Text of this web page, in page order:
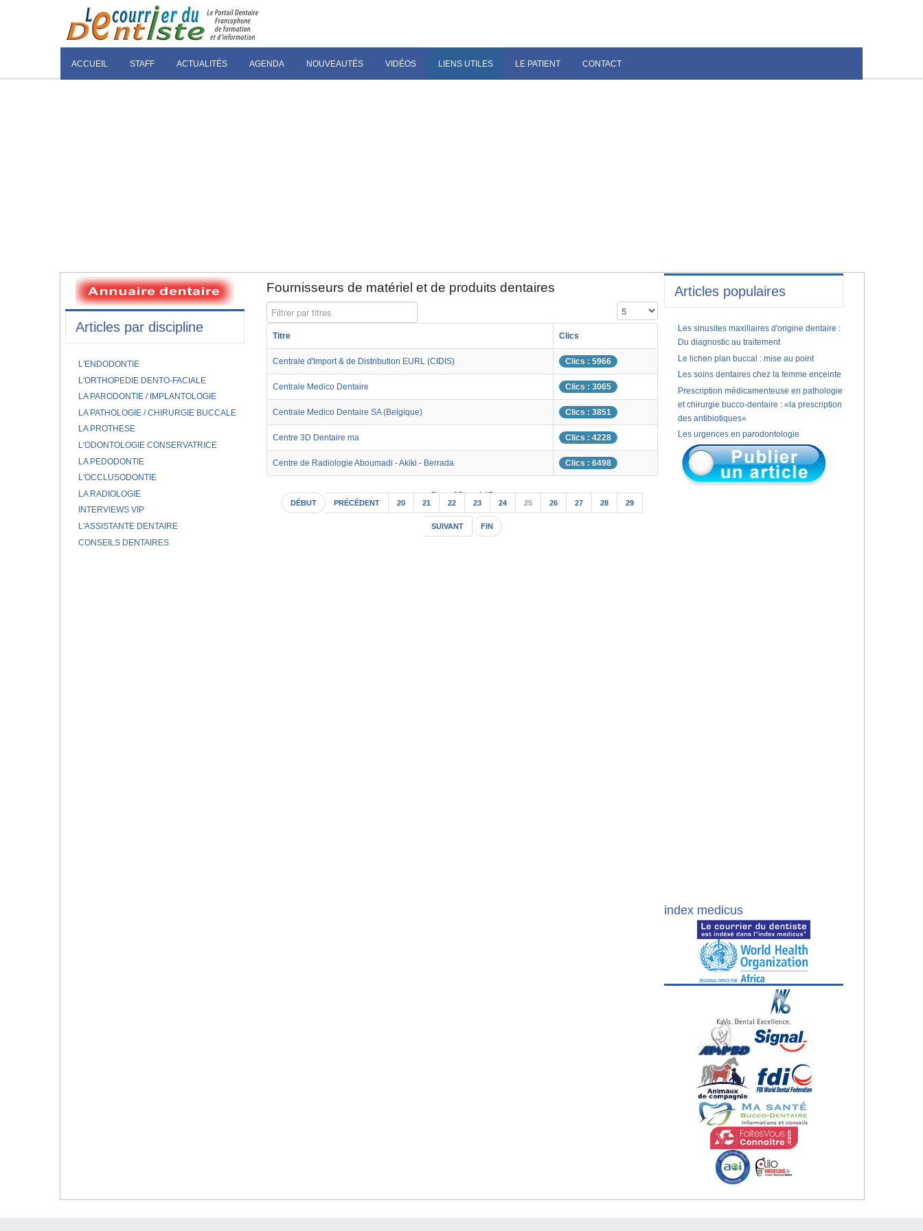
ACCUEIL STAFF ACTUALITÉS AGENDA NOUVEAUTÉS VIDÉOS LIENS UTILES LE PATIENT CONTACT
Fournisseurs de matériel et de produits dentaires
Filtrer par titres Affichage #
Titre Clics
Centrale d'Import & de Distribution EURL (CIDIS) Clics : 5966
Centrale Medico Dentaire Clics : 3065
Centrale Medico Dentaire SA (Belgique) Clics : 3851
Centre 3D Dentaire ma Clics : 4228
Centre de Radiologie Aboumadi - Akiki - Berrada Clics : 6498
Page 25 sur 147
DÉBUT PRÉCÉDENT 20 21 22 23 24 25 26 27 28 29
SUIVANT FIN
Articles par discipline
L'ENDODONTIE
L'ORTHOPEDIE DENTO-FACIALE
LA PARODONTIE / IMPLANTOLOGIE
LA PATHOLOGIE / CHIRURGIE BUCCALE
LA PROTHESE
L'ODONTOLOGIE CONSERVATRICE
LA PEDODONTIE
L'OCCLUSODONTIE
LA RADIOLOGIE
INTERVIEWS VIP
L'ASSISTANTE DENTAIRE
CONSEILS DENTAIRES
Articles populaires
Les sinusites maxillaires d'origine dentaire :
Du diagnostic au traitement
Le lichen plan buccal : mise au point
Les soins dentaires chez la femme enceinte
Prescription médicamenteuse en pathologie
et chirurgie bucco-dentaire : «la prescription
des antibiotiques»
Les urgences en parodontologie
index medicus